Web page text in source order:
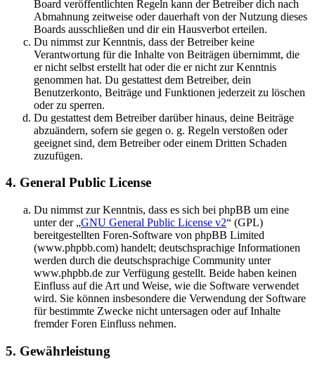
Board veröffentlichten Regeln kann der Betreiber dich nach
Abmahnung zeitweise oder dauerhaft von der Nutzung dieses
Boards ausschließen und dir ein Hausverbot erteilen.
Du nimmst zur Kenntnis, dass der Betreiber keine
Verantwortung für die Inhalte von Beiträgen übernimmt, die
er nicht selbst erstellt hat oder die er nicht zur Kenntnis
genommen hat. Du gestattest dem Betreiber, dein
Benutzerkonto, Beiträge und Funktionen jederzeit zu löschen
oder zu sperren.
Du gestattest dem Betreiber darüber hinaus, deine Beiträge
abzuändern, sofern sie gegen o. g. Regeln verstoßen oder
geeignet sind, dem Betreiber oder einem Dritten Schaden
zuzufügen.
4. General Public License
Du nimmst zur Kenntnis, dass es sich bei phpBB um eine
unter der „GNU General Public License v2“ (GPL)
bereitgestellten Foren-Software von phpBB Limited
(www.phpbb.com) handelt; deutschsprachige Informationen
werden durch die deutschsprachige Community unter
www.phpbb.de zur Verfügung gestellt. Beide haben keinen
Einfluss auf die Art und Weise, wie die Software verwendet
wird. Sie können insbesondere die Verwendung der Software
für bestimmte Zwecke nicht untersagen oder auf Inhalte
fremder Foren Einfluss nehmen.
5. Gewährleistung